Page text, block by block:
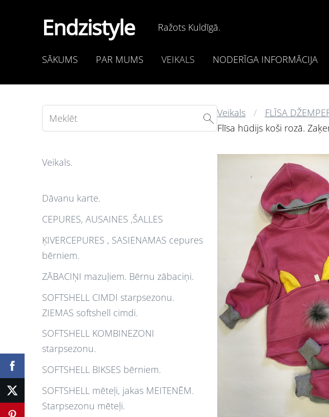
Endzistyle Ražots Kuldīgā.
SĀKUMS PAR MUMS VEIKALS NODERĪGA INFORMĀCIJA
Veikals.
Dāvanu karte.
CEPURES, AUSAINES ,ŠALLES
ĶIVERCEPURES , SASIENAMAS cepures
bērniem.
ZĀBACIŅI mazuļiem. Bērnu zābaciņi.
SOFTSHELL CIMDI starpsezonu.
ZIEMAS softshell cimdi.
SOFTSHELL KOMBINEZONI
starpsezonu.
SOFTSHELL BIKSES bērniem.
SOFTSHELL mēteļi, jakas MEITENĒM.
Starpsezonu mēteļi.
Veikals
FLĪSA
Flīsa hūdijs koši rozā.